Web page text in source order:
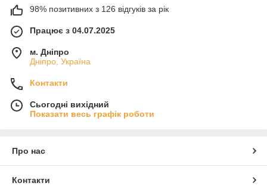
98% позитивних з 126 відгуків за рік
Працює з 04.07.2025
м. Дніпро
Дніпро, Україна
Контакти
Сьогодні вихідний
Показати весь графік роботи
Про нас
Контакти